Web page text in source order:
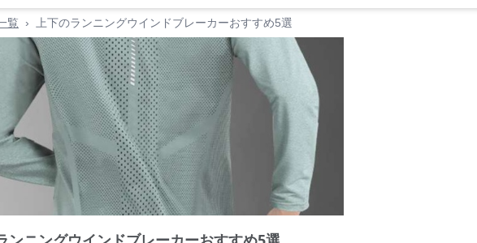
覧 › 上下のランニングウインドブレーカーおすすめ5選